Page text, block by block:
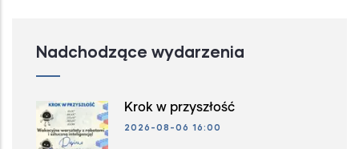
Nadchodzące wydarzenia
Krok w przyszłość
2026-08-06 16:00